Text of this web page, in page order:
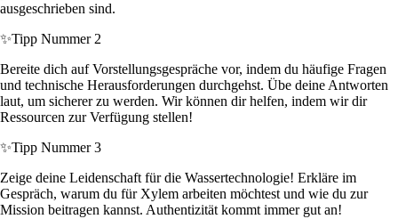
ausgeschrieben sind.
✨Tipp Nummer 2
Bereite dich auf Vorstellungsgespräche vor, indem du häufige Fragen
und technische Herausforderungen durchgehst. Übe deine Antworten
laut, um sicherer zu werden. Wir können dir helfen, indem wir dir
Ressourcen zur Verfügung stellen!
✨Tipp Nummer 3
Zeige deine Leidenschaft für die Wassertechnologie! Erkläre im
Gespräch, warum du für Xylem arbeiten möchtest und wie du zur
Mission beitragen kannst. Authentizität kommt immer gut an!